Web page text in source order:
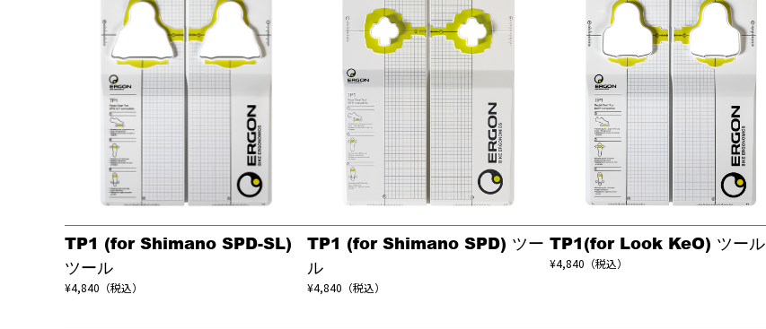
TP1 (for Shimano SPD-SL)
ツール
¥4,840（税込）
TP1 (for Shimano SPD) ツー
ル
¥4,840（税込）
TP1(for Look KeO) ツール
¥4,840（税込）